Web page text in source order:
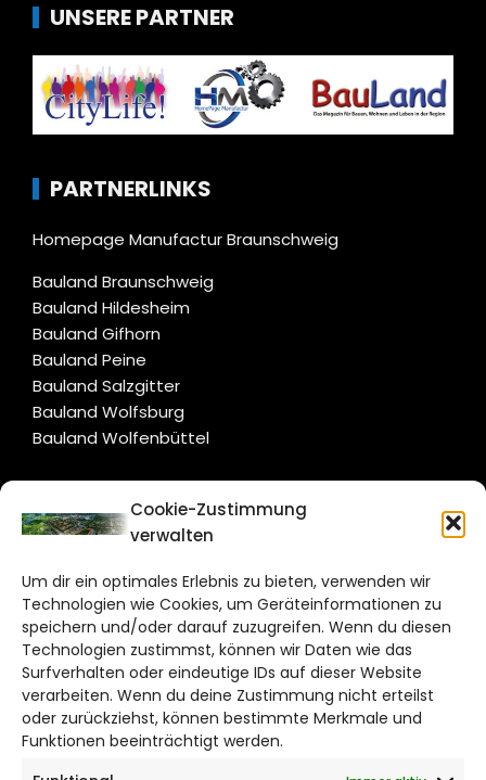
Cookie-Zustimmung
verwalten
Um dir ein optimales Erlebnis zu bieten, verwenden wir
Technologien wie Cookies, um Geräteinformationen zu
speichern und/oder darauf zuzugreifen. Wenn du diesen
Technologien zustimmst, können wir Daten wie das
Surfverhalten oder eindeutige IDs auf dieser Website
verarbeiten. Wenn du deine Zustimmung nicht erteilst
oder zurückziehst, können bestimmte Merkmale und
Funktionen beeinträchtigt werden.
UNSERE PARTNER
PARTNERLINKS
Homepage Manufactur Braunschweig
Bauland Braunschweig
Bauland Hildesheim
Bauland Gifhorn
Bauland Peine
Bauland Salzgitter
Bauland Wolfsburg
Bauland Wolfenbüttel
CITYLIFE!
Bruchtorwall 12
38100 Braunschweig
Telefon: 0531 387220 – 65
DAS STADTMAGAZIN FÜR
SALZGITTER